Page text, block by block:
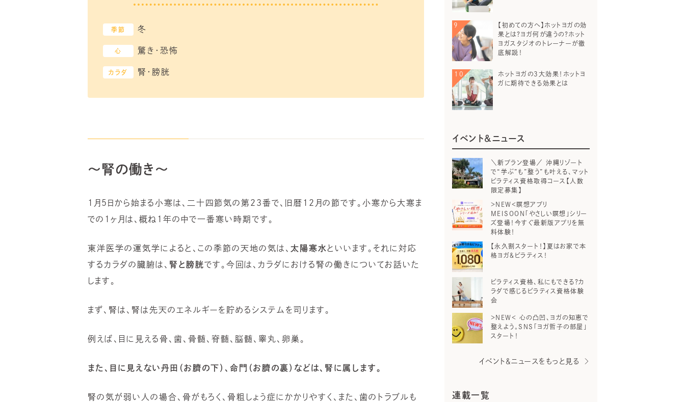
季節 冬
心 驚き・恐怖
カラダ 腎・膀胱
～腎の働き～
1月5日から始まる小寒は、二十四節気の第23番で、旧暦12月の節です。小寒から大寒ま
での1ヶ月は、概ね1年の中で一番寒い時期です。
東洋医学の運気学によると、この季節の天地の気は、 太陽寒水といいます。それに対応
するカラダの臓腑は、 腎と膀胱です。今回は、カラダにおける腎の働きについてお話いた
します。
まず、腎は、腎は先天のエネルギーを貯めるシステムを司ります。
例えば、目に見える骨、歯、骨髄、脊髄、脳髄、睾丸、卵巣。
また、目に見えない丹田（お臍の下）、命門（お臍の裏）などは、腎に属します。
腎の気が弱い人の場合、骨がもろく、骨粗しょう症にかかりやすく、また、歯のトラブルも
【初めての方へ】ホットヨガの効
果とは？ヨガ何が違うの？ホット
ヨガスタジオのトレーナーが徹
底解説！
ホットヨガの3大効果！ホットヨ
ガに期待できる効果とは
イベント＆ニュース
＼新プラン登場／ 沖縄リゾート
で“学ぶ”も”整う”も叶える、マット
ピラティス資格取得コース【人数
限定募集】
＞NEW＜瞑想アプリ
MEISOON「やさしい瞑想」シリー
ズ登場！今すぐ最新版アプリを無
料体験！
【永久割スタート！】夏はお家で本
格ヨガ＆ピラティス！
ピラティス資格、私にもできる？カ
ラダで感じるピラティス資格体験
会
＞NEW＜ 心の凸凹、ヨガの知恵で
整えよう。SNS「ヨガ哲子の部屋」
スタート！
イベント＆ニュースをもっと見る
連載一覧